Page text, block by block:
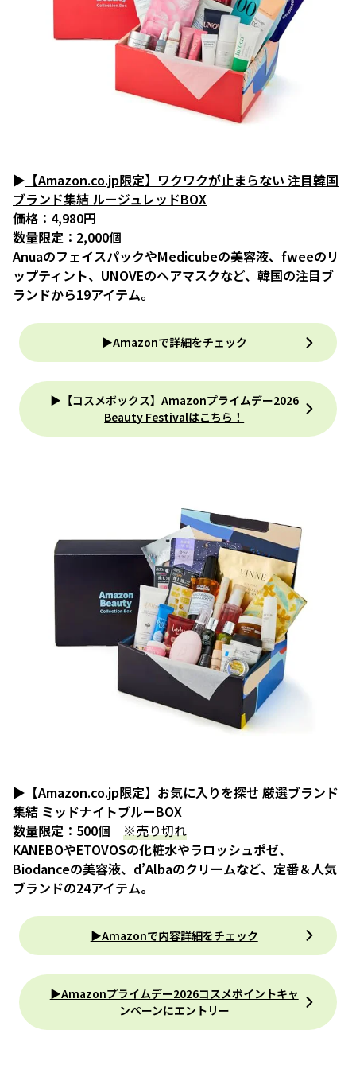
▶ 【Amazon.co.jp限定】ワクワクが止まらない 注目韓国
ブランド集結 ルージュレッドBOX
価格：4,980円
数量限定：2,000個
AnuaのフェイスパックやMedicubeの美容液、fweeのリ
ップティント、UNOVEのヘアマスクなど、韓国の注目ブ
ランドから19アイテム。
▶Amazonで詳細をチェック
▶︎【コスメボックス】Amazonプライムデー2026
Beauty Festivalはこちら！
▶ 【Amazon.co.jp限定】お気に入りを探せ 厳選ブランド
集結 ミッドナイトブルーBOX
数量限定：500個 ※売り切れ
KANEBOやETOVOSの化粧水やラロッシュポゼ、
Biodanceの美容液、d’Albaのクリームなど、定番＆人気
ブランドの24アイテム。
▶Amazonで内容詳細をチェック
▶︎Amazonプライムデー2026コスメポイントキャ
ンペーンにエントリー